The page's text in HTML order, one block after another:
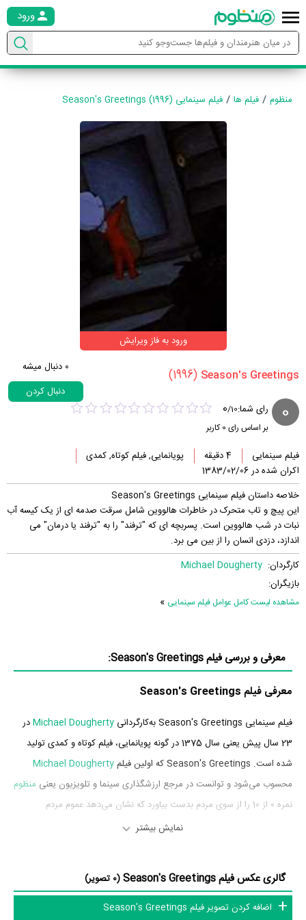
ورود
منظوم فیلم ها فیلم سینمایی Season's Greetings (1996)
ورود به فاز ویرایش
(1996)
0 دنبال میشه
دنبال کردن
0 رای شما: 0/10
بر اساس رای 0کاربر
فیلم سینمایی 4 دقیقه
پویانمایی, فیلم کوتاه, کمدی
اکران شده در 1383/02/06
خلاصه داستان فیلم سینمایی Season's Greetings
این پیچ و تاب متحرک در خاطرات هالووین شامل سرقت صدمه ای از یک کیسه آب
نبات در شب هالووین است. پسربچه ای که "ترفند" را به "ترفند یا درمان" می
اندازد، دزدی انسان را از بین می برد.
کارگردان: Michael Dougherty
بازیگران:
مشاهده لیست کامل عوامل فیلم سینمایی »
معرفی و بررسی فیلم Season's Greetings:
معرفی فیلم Season's Greetings
فیلم سینمایی Season's Greetings به‌کارگردانی Michael Doughertyدر
23 سال پیش یعنی سال 1375 در گونه پویانمایی، فیلم کوتاه و کمدی تولید
شده است. Season's Greetings که اولین فیلم
Michael Dougherty
محسوب می‌شود و توانست در مرجع ارزشگذاری سینما و تلویزیون یعنی منظوم
نمره 0 از 10 را از سوی مردم بدست بیاورد که نشان می‌دهد عموم مردم
از محتوا و داستان فیلم Season's Greetings چقدر اطلاع دارید؟ فیلم‌نامه
Season's Greetings توسط
Michael Dougherty
نمایش بیشتر
گالری عکس فیلم Season's Greetings
(0 تصویر)
اضافه کردن تصویر فیلم Season's Greetings